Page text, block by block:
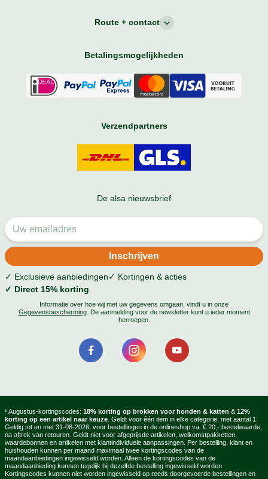
Route + contact
Betalingsmogelijkheden
Verzendpartners
De alsa nieuwsbrief
✓ Exclusieve aanbiedingen✓ Kortingen & acties
✓ Direct 15% korting
Informatie over hoe wij met uw gegevens omgaan, vindt u in onze
Gegevensbescherming. De aanmelding voor de newsletter kunt u ieder moment
herroepen.
¹ Augustus-kortingscodes: 18% korting op brokken voor honden & katten & 12%
korting op een artikel naar keuze . Geldt voor één item in elke categorie, met aantal 1.
Geldig tot en met 31-08-2026, voor bestellingen in de onlineshop va. € 20,- bestelwaarde,
na aftrek van retouren. Geldt niet voor afgeprijsde artikelen, welkomstpakketten,
waardebonnen en artikelen met klantindividuele aanpassingen. Per bestelling, klant en
huishouden kunnen per maand maximaal twee kortingscodes van de
maandaanbiedingen ingewisseld worden. Alleen de kortingscodes van de
maandaanbieding kunnen tegelijk bij dezelfde bestelling ingewisseld worden.
Kortingscodes kunnen niet worden ingewisseld op reeds doorgevoerde bestellingen en